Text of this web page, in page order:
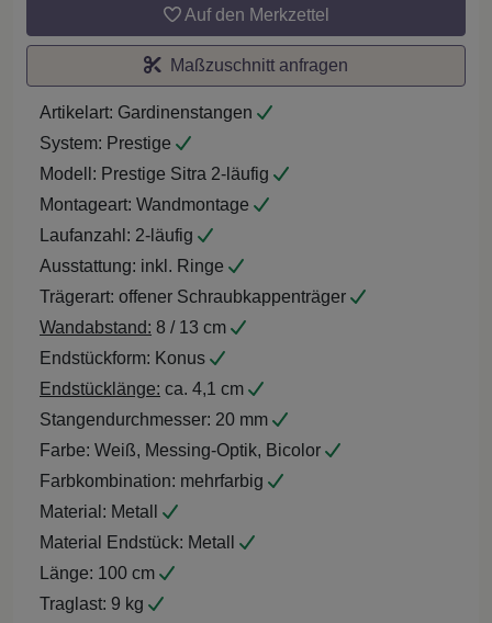
Auf den Merkzettel
Maßzuschnitt anfragen
Artikelart: Gardinenstangen
System: Prestige
Modell: Prestige Sitra 2-läufig
Montageart: Wandmontage
Laufanzahl: 2-läufig
Ausstattung: inkl. Ringe
Trägerart: offener Schraubkappenträger
Wandabstand: 8 / 13 cm
Endstückform: Konus
Endstücklänge: ca. 4,1 cm
Stangendurchmesser: 20 mm
Farbe: Weiß, Messing-Optik, Bicolor
Farbkombination: mehrfarbig
Material: Metall
Material Endstück: Metall
Länge: 100 cm
Traglast: 9 kg